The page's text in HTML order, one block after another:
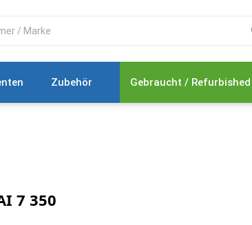
Zubehör Gebraucht / Refurbished
7 350